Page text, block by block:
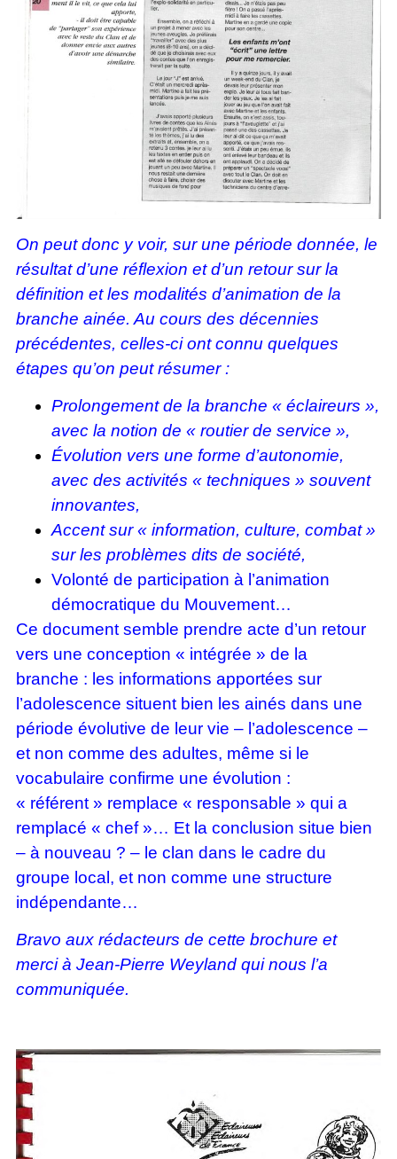
On peut donc y voir, sur une période donnée, le
résultat d’une réflexion et d’un retour sur la
définition et les modalités d’animation de la
branche ainée. Au cours des décennies
précédentes, celles-ci ont connu quelques
étapes qu’on peut résumer :
Prolongement de la branche « éclaireurs »,
avec la notion de « routier de service »,
Évolution vers une forme d’autonomie,
avec des activités « techniques » souvent
innovantes,
Accent sur « information, culture, combat »
sur les problèmes dits de société,
Volonté de participation à l’animation
démocratique du Mouvement…
Ce document semble prendre acte d’un retour
vers une conception « intégrée » de la
branche : les informations apportées sur
l’adolescence situent bien les ainés dans une
période évolutive de leur vie – l’adolescence –
et non comme des adultes, même si le
vocabulaire confirme une évolution :
« référent » remplace « responsable » qui a
remplacé « chef »… Et la conclusion situe bien
– à nouveau ? – le clan dans le cadre du
groupe local, et non comme une structure
indépendante…
Bravo aux rédacteurs de cette brochure et
merci à Jean-Pierre Weyland qui nous l’a
communiquée.